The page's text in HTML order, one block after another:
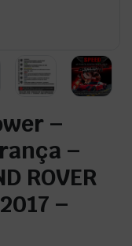
–
–
ROVER
–